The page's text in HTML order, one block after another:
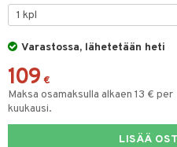
Varastossa, lähetetään heti
109 €
Maksa osamaksulla alkaen 13 € per
kuukausi.
LISÄÄ
& Kulhot
Siivous